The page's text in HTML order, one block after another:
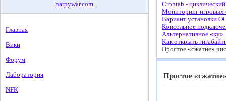
harpywar.com
Главная
Вики
Форум
Лаборатория
NFK
Crontab -
Мониторинг игровых
Вариант установки
Консольное
Альтернативное «ку»
Как открыть
Простое «сжатие»
Простое